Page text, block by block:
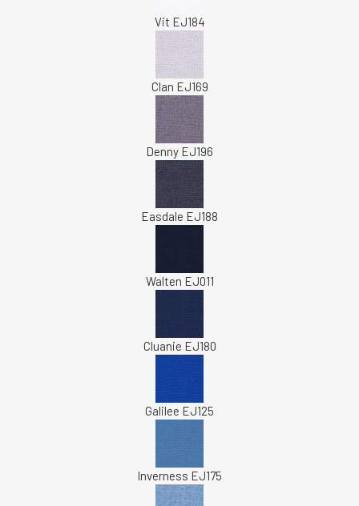
Vit EJ184
Clan EJ169
Denny EJ196
Easdale EJ188
Walten EJ011
Cluanie EJ180
Galilee EJ125
Inverness EJ175